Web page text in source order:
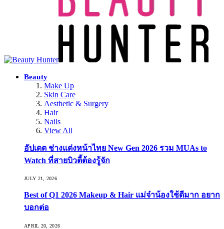
Beauty
Make Up
Skin Care
Aesthetic & Surgery
Hair
Nails
View All
อัปเดต ช่างแต่งหน้าไทย New Gen 2026 รวม MUAs to
Watch ที่สายบิวตี้ต้องรู้จัก
JULY 21, 2026
Best of Q1 2026 Makeup & Hair แม่จ๋าน้องใช้ดีมาก อยาก
บอกต่อ
APRIL 20, 2026